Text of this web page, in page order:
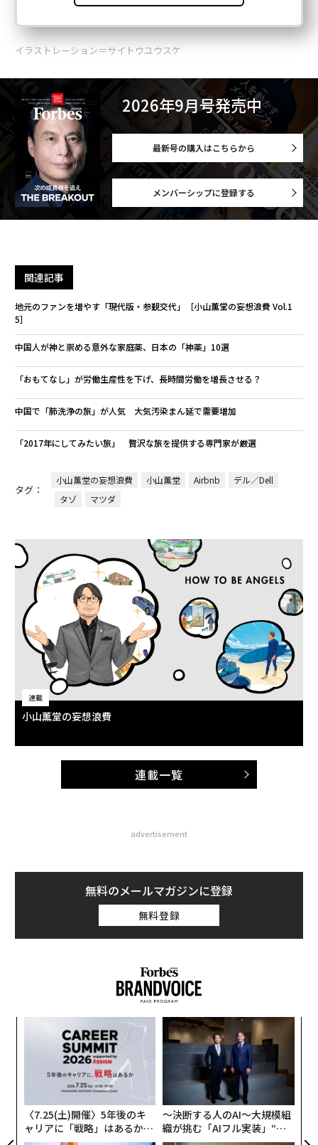
イラストレーション＝サイトウユウスケ
2026年9月号発売中
最新号の購入はこちらから
メンバーシップに登録する
関連記事
地元のファンを増やす「現代版・参覲交代」［小山薫堂の妄想浪費 Vol.1
5］
中国人が神と崇める意外な家庭薬、日本の「神薬」10選
「おもてなし」が労働生産性を下げ、長時間労働を増長させる？
中国で「肺洗浄の旅」が人気 大気汚染まん延で需要増加
「2017年にしてみたい旅」 贅沢な旅を提供する専門家が厳選
タグ：
小山薫堂の妄想浪費 小山薫堂 Airbnb
デル／Dell
タゾ
マツダ
連載
小山薫堂の妄想浪費
連載一覧
advertisement
無料のメールマガジンに登録
無料登録
〈7.25(土)開催〉5年後のキ
ャリアに「戦略」はあるか。
トップエグゼクティブのキャ
〜決断する人のAI〜大規模組
織が挑む「AIフル実装」“使
う”企業から“動く”企業へ【N